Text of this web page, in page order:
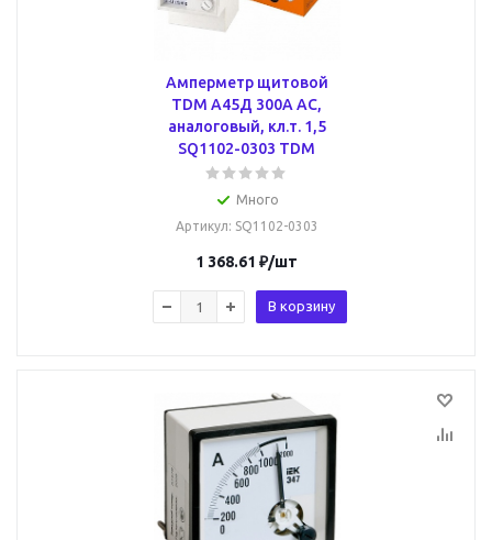
Амперметр щитовой
TDM А45Д 300А AC,
аналоговый, кл.т. 1,5
SQ1102-0303 TDM
Много
Артикул: SQ1102-0303
1 368.61 ₽/шт
В корзину